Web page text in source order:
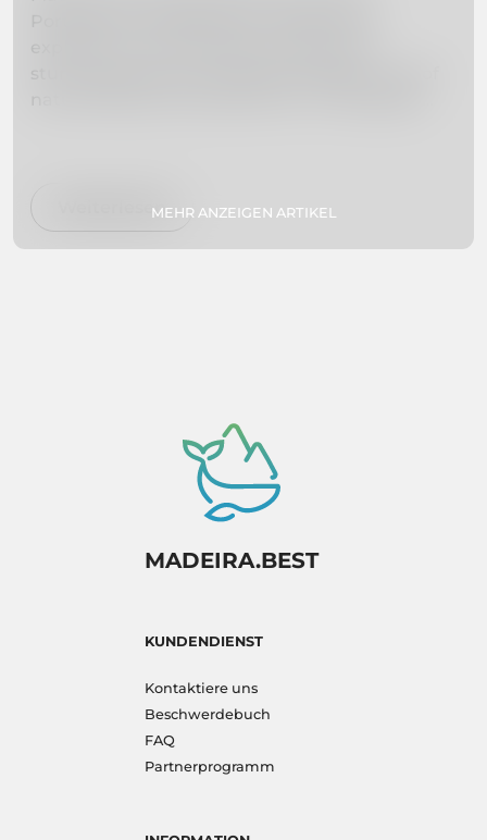
swimming, exploring botanical gardens, or
simply relaxing on secluded beaches, we've got
you covered. So pack your bags and get ready
WeiterlesenMEHR ANZEIGEN ARTIKEL
MADEIRA.BEST
KUNDENDIENST
Kontaktiere uns
Beschwerdebuch
FAQ
Partnerprogramm